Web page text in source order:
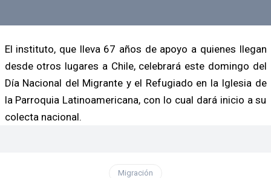
El instituto, que lleva 67 años de apoyo a quienes llegan
desde otros lugares a Chile, celebrará este domingo del
Día Nacional del Migrante y el Refugiado en la Iglesia de
la Parroquia Latinoamericana, con lo cual dará inicio a su
colecta nacional.
Migración